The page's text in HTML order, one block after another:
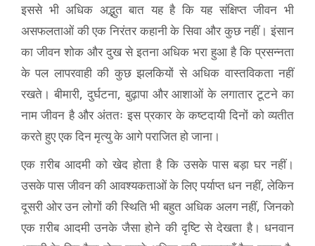
इससे भी अधिक अद्भुत बात यह है कि यह संक्षिप्‍त जीवन भी
असफलताओं की एक निरंतर कहानी के सिवा और कुछ नहीं। इंसान
का जीवन शोक और दुख से इतना अधिक भरा हुआ है कि प्रसन्नता
के पल लापरवाही की कुछ झलकियों से अधिक वास्तविकता नहीं
रखते। बीमारी, दुर्घटना, बुढ़ापा और आशाओं के लगातार टूटने का
नाम जीवन है और अंततः इस प्रकार के कष्टदायी दिनों को व्यतीत
करते हुए एक दिन मृत्यु के आगे पराजित हो जाना।
एक ग़रीब आदमी को खेद होता है कि उसके पास बड़ा घर नहीं।
उसके पास जीवन की आवश्यकताओं के लिए पर्याप्त धन नहीं, लेकिन
दूसरी ओर उन लोगों की स्थिति भी बहुत अधिक अलग नहीं, जिनको
एक ग़रीब आदमी उनके जैसा होने की दृष्टि से देखता है। धनवान